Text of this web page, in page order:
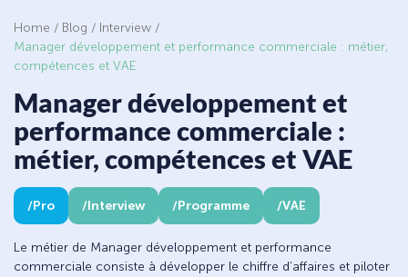
Home / Blog / Interview /
Manager développement et performance commerciale : métier,
compétences et VAE
Manager développement et
performance commerciale :
métier, compétences et VAE
Pro Interview Programme VAE
Le métier de Manager développement et performance
commerciale consiste à développer le chiffre d’affaires et piloter